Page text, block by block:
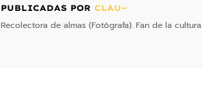
PUBLICADAS POR CLAU~
Recolectora de almas (Fotógrafa). Fan de la